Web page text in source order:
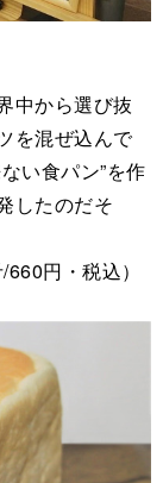
中から選び抜
を混ぜ込んで
い食パン”を作
したのだそ
円・税込）